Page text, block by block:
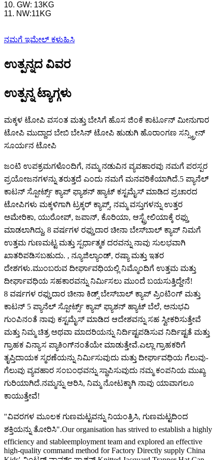
10. GW: 13KG
11. NW:11KG
ನಮಗೆ ಇಮೇಲ್ ಕಳುಹಿಸಿ
ಉತ್ಪನ್ನದ ವಿವರ
ಉತ್ಪನ್ನ ಟ್ಯಾಗ್ಗಳು
ಮಕ್ಕಳ ಟೋಪಿ ವಸಂತ ಮತ್ತು ಬೇಸಿಗೆ ಹೊಸ ಜಿಂಕೆ ಕಾರ್ಟೂನ್ ಮೀನುಗಾರ
ಟೋಪಿ ಮುದ್ದಾದ ಬೇಬಿ ಬೇಸಿನ್ ಟೋಪಿ ಹುಡುಗಿ ಹೊರಾಂಗಣ ಸನ್ಸ್ಕ್ರೀನ್
ಸೂರ್ಯನ ಟೋಪಿ
ಜಂಟಿ ಉಪಕ್ರಮಗಳೊಂದಿಗೆ, ನಮ್ಮ ನಡುವಿನ ವ್ಯವಹಾರವು ನಮಗೆ ಪರಸ್ಪರ
ಪ್ರಯೋಜನಗಳನ್ನು ತರುತ್ತದೆ ಎಂದು ನಮಗೆ ಮನವರಿಕೆಯಾಗಿದೆ.5 ಪ್ಯಾನೆಲ್
ಕಾಟನ್ ಸ್ಪೋರ್ಟ್ಸ್ ಕ್ಯಾಪ್ ಫ್ಯಾಶನ್ ಹ್ಯಾಟ್ ಕಸ್ಟಮೈಸ್ ಮಾಡಿದ ಪ್ರಚಾರದ
ಟೋಪಿಗಳು ಮಕ್ಕಳಿಗಾಗಿ ಟ್ರಕ್ಕರ್ ಕ್ಯಾಪ್ಸ್, ನಮ್ಮ ವಸ್ತುಗಳನ್ನು ಉತ್ತರ
ಅಮೇರಿಕಾ, ಯುರೋಪ್, ಜಪಾನ್, ಕೊರಿಯಾ, ಆಸ್ಟ್ರೇಲಿಯಾಕ್ಕೆ ರಫ್ತು
ಮಾಡಲಾಗಿದ್ದು, 8 ವರ್ಷಗಳ ರಫ್ತುದಾರ ಚೀನಾ ಬೇಸ್‌ಬಾಲ್ ಕ್ಯಾಪ್ ನಿಮಗೆ
ಉತ್ತಮ ಗುಣಮಟ್ಟ ಮತ್ತು ಸ್ಪರ್ಧಾತ್ಮಕ ದರವನ್ನು ನಾವು ಸುಲಭವಾಗಿ
ಖಾತರಿಪಡಿಸಬಹುದು. , ನ್ಯೂಜಿಲ್ಯಾಂಡ್, ರಷ್ಯಾ ಮತ್ತು ಇತರ
ದೇಶಗಳು.ಮುಂಬರುವ ದೀರ್ಘಾವಧಿಯಲ್ಲಿ ನಿಮ್ಮೊಂದಿಗೆ ಉತ್ತಮ ಮತ್ತು
ದೀರ್ಘಾವಧಿಯ ಸಹಕಾರವನ್ನು ನಿರ್ಮಿಸಲು ಮುಂದೆ ಬಯಸುತ್ತಿದ್ದೇನೆ!
8 ವರ್ಷಗಳ ರಫ್ತುದಾರ ಚೀನಾ ಕಿಡ್ಸ್ ಬೇಸ್‌ಬಾಲ್ ಕ್ಯಾಪ್ ಪ್ರಿಂಟಿಂಗ್ ಮತ್ತು
ಕಾಟನ್ 5 ಪ್ಯಾನೆಲ್ ಸ್ಪೋರ್ಟ್ಸ್ ಕ್ಯಾಪ್ ಫ್ಯಾಶನ್ ಹ್ಯಾಟ್ ಬೆಲೆ, ಅನುಭವಿ
ಗುಂಪಿನಂತೆ ನಾವು ಕಸ್ಟಮೈಸ್ ಮಾಡಿದ ಆದೇಶವನ್ನು ಸಹ ಸ್ವೀಕರಿಸುತ್ತೇವೆ
ಮತ್ತು ನಿಮ್ಮ ಚಿತ್ರ ಅಥವಾ ಮಾದರಿಯನ್ನು ನಿರ್ದಿಷ್ಟಪಡಿಸುವ ನಿರ್ದಿಷ್ಟತೆ ಮತ್ತು
ಗ್ರಾಹಕ ವಿನ್ಯಾಸ ಪ್ಯಾಕಿಂಗ್‌ನಂತೆಯೇ ಮಾಡುತ್ತೇವೆ.ಎಲ್ಲಾ ಗ್ರಾಹಕರಿಗೆ
ತೃಪ್ತಿದಾಯಕ ಸ್ಮರಣೆಯನ್ನು ನಿರ್ಮಿಸುವುದು ಮತ್ತು ದೀರ್ಘಾವಧಿಯ ಗೆಲುವು-
ಗೆಲುವು ವ್ಯವಹಾರ ಸಂಬಂಧವನ್ನು ಸ್ಥಾಪಿಸುವುದು ನಮ್ಮ ಕಂಪನಿಯ ಮುಖ್ಯ
ಗುರಿಯಾಗಿದೆ.ನಮ್ಮನ್ನು ಆರಿಸಿ, ನಿಮ್ಮ ನೋಟಕ್ಕಾಗಿ ನಾವು ಯಾವಾಗಲೂ
ಕಾಯುತ್ತೇವೆ!
"ವಿವರಗಳ ಮೂಲಕ ಗುಣಮಟ್ಟವನ್ನು ನಿಯಂತ್ರಿಸಿ, ಗುಣಮಟ್ಟದಿಂದ
ಶಕ್ತಿಯನ್ನು ತೋರಿಸಿ".Our organisation has strived to establish a highly
efficiency and stableemployment team and explored an effective
high-quality command method for Factory Directly supply China